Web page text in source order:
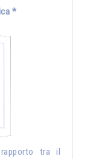
*
rapporto tra il